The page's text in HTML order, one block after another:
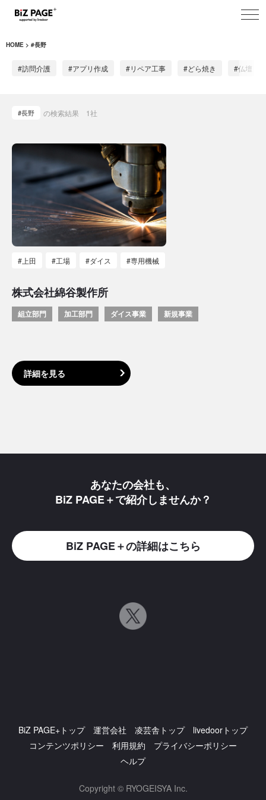
toggle
HOME #長野
#訪問介護 #アプリ作成 #リペア工事 #どら焼き #仏壇
#長野 の検索結果 1社
#上田 #工場 #ダイス #専用機械
株式会社綿谷製作所
組立部門 加工部門 ダイス事業 新規事業
詳細を見る
あなたの会社も、
BiZ PAGE＋で紹介しませんか？
BiZ PAGE＋の詳細はこちら
BiZ PAGE+トップ 運営会社 凌芸舎トップ
livedoorトップ
コンテンツポリシー
利用規約
プライバシーポリシー
ヘルプ
Copyright © RYOGEISYA Inc.